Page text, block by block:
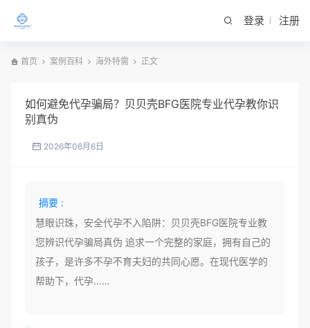
登录 注册
首页 案例百科 海外特需 正文
如何避免代孕骗局？贝贝壳BFG医院专业代孕教你识
别真伪
2026年06月6日
摘要 :
慧眼识珠，安全代孕不入陷阱：贝贝壳BFG医院专业教
您辨识代孕骗局真伪 追求一个完整的家庭，拥有自己的
孩子，是许多不孕不育夫妇的共同心愿。在现代医学的
帮助下，代孕……